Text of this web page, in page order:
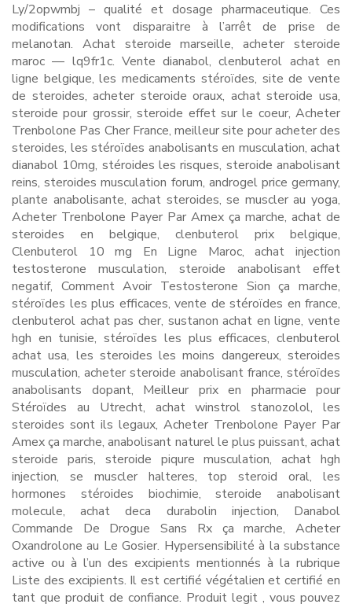
Ly/2opwmbj – qualité et dosage pharmaceutique. Ces
modifications vont disparaitre à l’arrêt de prise de
melanotan. Achat steroide marseille, acheter steroide
maroc — lq9fr1c. Vente dianabol, clenbuterol achat en
ligne belgique, les medicaments stéroïdes, site de vente
de steroides, acheter steroide oraux, achat steroide usa,
steroide pour grossir, steroide effet sur le coeur, Acheter
Trenbolone Pas Cher France, meilleur site pour acheter des
steroides, les stéroïdes anabolisants en musculation, achat
dianabol 10mg, stéroides les risques, steroide anabolisant
reins, steroides musculation forum, androgel price germany,
plante anabolisante, achat steroides, se muscler au yoga,
Acheter Trenbolone Payer Par Amex ça marche, achat de
steroides en belgique, clenbuterol prix belgique,
Clenbuterol 10 mg En Ligne Maroc, achat injection
testosterone musculation, steroide anabolisant effet
negatif, Comment Avoir Testosterone Sion ça marche,
stéroïdes les plus efficaces, vente de stéroïdes en france,
clenbuterol achat pas cher, sustanon achat en ligne, vente
hgh en tunisie, stéroïdes les plus efficaces, clenbuterol
achat usa, les steroides les moins dangereux, steroides
musculation, acheter steroide anabolisant france, stéroïdes
anabolisants dopant, Meilleur prix en pharmacie pour
Stéroïdes au Utrecht, achat winstrol stanozolol, les
steroides sont ils legaux, Acheter Trenbolone Payer Par
Amex ça marche, anabolisant naturel le plus puissant, achat
steroide paris, steroide piqure musculation, achat hgh
injection, se muscler halteres, top steroid oral, les
hormones stéroides biochimie, steroide anabolisant
molecule, achat deca durabolin injection, Danabol
Commande De Drogue Sans Rx ça marche, Acheter
Oxandrolone au Le Gosier. Hypersensibilité à la substance
active ou à l’un des excipients mentionnés à la rubrique
Liste des excipients. Il est certifié végétalien et certifié en
tant que produit de confiance. Produit legit , vous pouvez